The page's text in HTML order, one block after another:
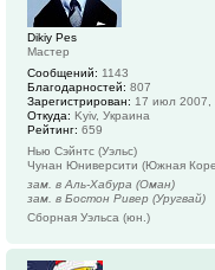
Dikiy Pes
Мастер
Сообщений: 1143
Благодарностей: 807
Зарегистрирован: 17 июл 2007,
Откуда: Kyiv, Украина
Рейтинг: 659
Нью Сэйнтс (Уэльс)
Чунан Юниверсити (Южная
зам. в Аль-Хабура (Оман)
зам. в Бостон Ривер (Уругвай)
Сборная Уэльса (юн.)